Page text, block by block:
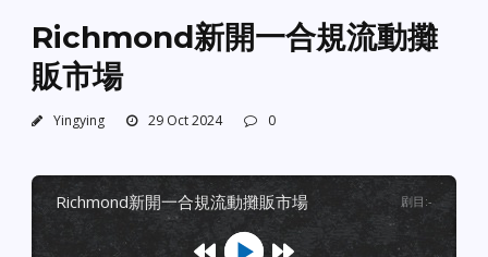
Richmond新開一合規流動攤
販市場
Yingying 29 Oct 2024 0
richmond新開一合規流動攤販市場 剧目 :-